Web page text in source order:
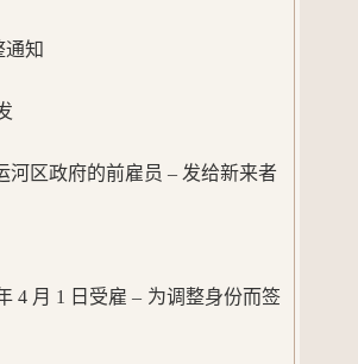
通知
河区政府的前雇员 – 发给新来者
4 月 1 日受雇 – 为调整身份而签